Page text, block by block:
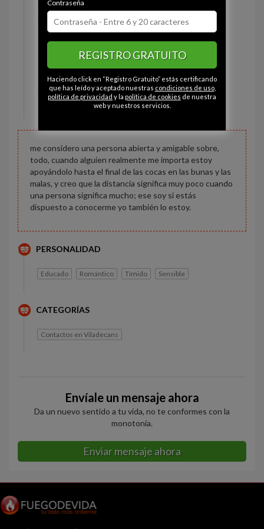
Estado civil:
Fumador/a: - - -
Rubio
Constitución: Delgado
Altura: 172 cm
me considero una persona abierta y amigable sobre,
todo, cuando alguien realmente me importa estoy
apoyándolo hasta el final de las cocas en las bunas y las
malas, y creo que la distancia significa muy poco cuando
una persona significa mucho; ese soy si estás
dispuesto a conocerme yo también lo estoy.
PERSONALIDAD
Educado Romántico Tímido Sensible
CATEGORÍAS
Contactos en Viladecans
Envíale un mensaje ahora
Da un nuevo sentido a tu vida, no te conformes con la
monotonía.
Enviar mensaje ahora
Contraseña
REGISTRO GRATUITO
Haciendo click en “Registro Gratuito” estás certificando
que has leído y aceptado nuestras condiciones de uso,
política de privacidad y la política de cookies de nuestra
web y nuestros servicios.